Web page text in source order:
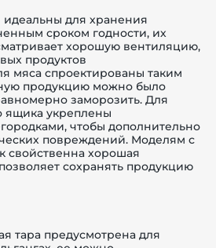
для хранения
сроком годности, их
хорошую вентиляцию,
продуктов
мяса спроектированы таким
продукцию можно было
заморозить. Для
ящика укреплены
чтобы дополнительно
повреждений. Моделям с
свойственна хорошая
сохранять продукцию
тара предусмотрена для